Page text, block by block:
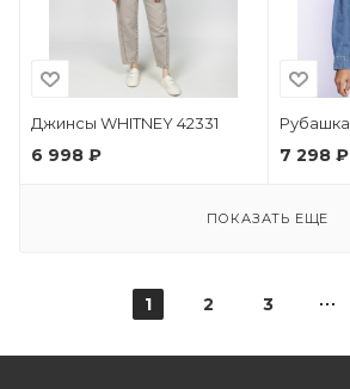
Джинсы WHITNEY 42331
6 998 ₽ 7 298 ₽
ПОКАЗАТЬ ЕЩЕ
1 2 3